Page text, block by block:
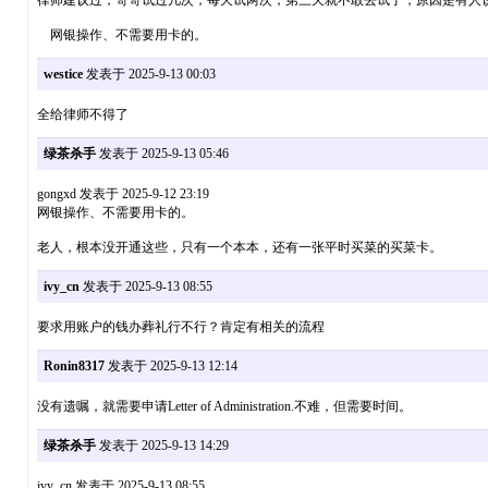
网银操作、不需要用卡的。
westice发表于 2025-9-13 00:03
全给律师不得了
绿茶杀手发表于 2025-9-13 05:46
gongxd 发表于 2025-9-12 23:19
网银操作、不需要用卡的。
老人，根本没开通这些，只有一个本本，还有一张平时买菜的买菜卡。
ivy_cn发表于 2025-9-13 08:55
要求用账户的钱办葬礼行不行？肯定有相关的流程
Ronin8317发表于 2025-9-13 12:14
没有遗嘱，就需要申请Letter of Administration.不难，但需要时间。
绿茶杀手发表于 2025-9-13 14:29